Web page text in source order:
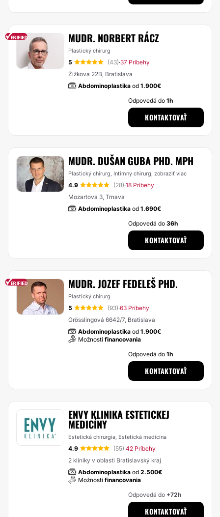
MUDR. NORBERT RÁCZ
Plastický chirurg
5 (43)·37 Príbehy
Žižkova 22B, Bratislava
Abdominoplastika od 1.900€
Odpovedá do1h
KONTAKTOVAŤ
MUDR. DUŠAN GUBA PHD. MPH
Plastický chirurg, Intímny chirurg, zobraziť viac
4.9 (28)·18 Príbehy
Mozartova 3, Trnava
Abdominoplastika od 1.690€
Odpovedá do36h
KONTAKTOVAŤ
MUDR. JOZEF FEDELEŠ PHD.
Plastický chirurg
5 (93)·63 Príbehy
Grösslingová 6642/7, Bratislava
Abdominoplastika od 1.900€
Možnosti financovania
Odpovedá do1h
KONTAKTOVAŤ
ENVY KLINIKA ESTETICKEJ
MEDICÍNY
Estetická chirurgia, Estetická medicína
4.9 (55)·42 Príbehy
2 kliniky v oblasti Bratislavský kraj
Abdominoplastika od 2.500€
Možnosti financovania
Odpovedá do +72h
KONTAKTOVAŤ